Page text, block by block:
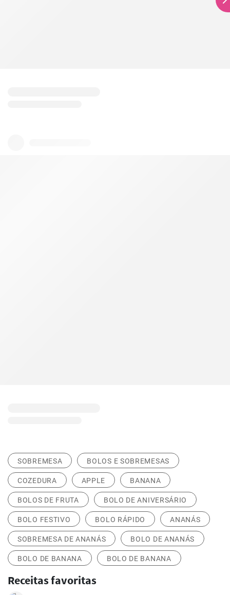
SOBREMESA BOLOS E SOBREMESAS
COZEDURA APPLE BANANA
BOLOS DE FRUTA BOLO DE ANIVERSÁRIO
BOLO FESTIVO BOLO RÁPIDO ANANÁS
SOBREMESA DE ANANÁS BOLO DE ANANÁS
BOLO DE BANANA BOLO DE BANANA
Receitas favoritas